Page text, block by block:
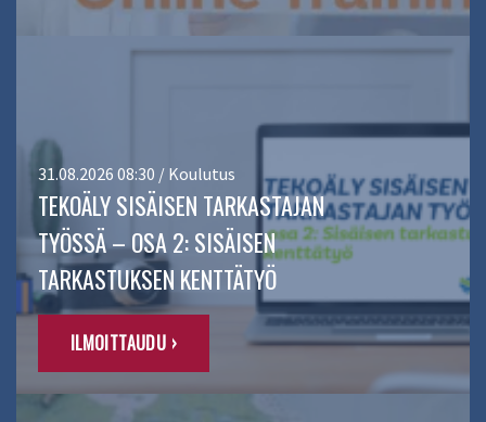
31.08.2026 08:30 / Koulutus
TEKOÄLY SISÄISEN TARKASTAJAN
TYÖSSÄ – OSA 2: SISÄISEN
TARKASTUKSEN KENTTÄTYÖ
ILMOITTAUDU ›